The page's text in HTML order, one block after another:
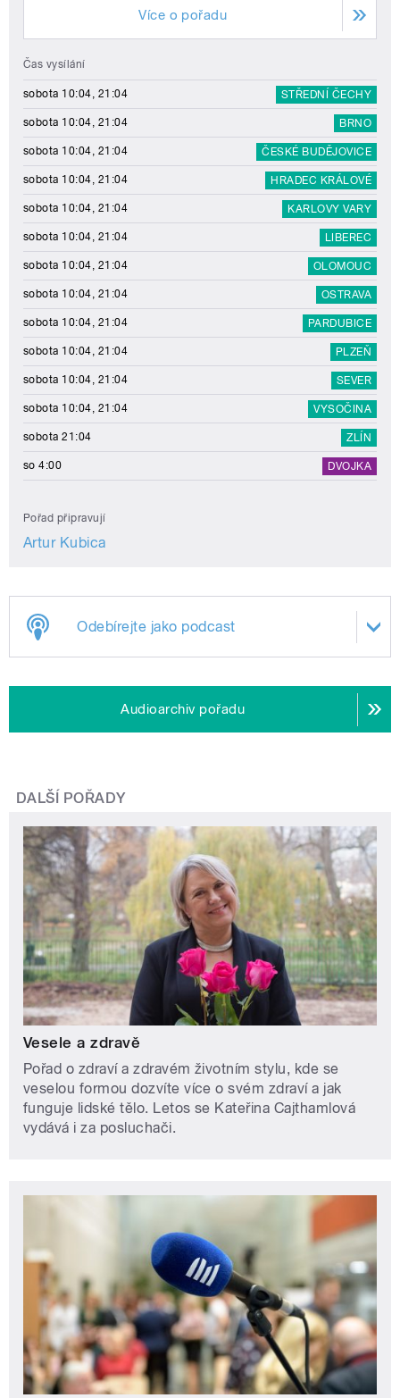
Více o pořadu
Čas vysílání
sobota 10:04, 21:04 STŘEDNÍ ČECHY
sobota 10:04, 21:04 BRNO
sobota 10:04, 21:04 ČESKÉ BUDĚJOVICE
sobota 10:04, 21:04 HRADEC KRÁLOVÉ
sobota 10:04, 21:04 KARLOVY VARY
sobota 10:04, 21:04 LIBEREC
sobota 10:04, 21:04 OLOMOUC
sobota 10:04, 21:04 OSTRAVA
sobota 10:04, 21:04 PARDUBICE
sobota 10:04, 21:04 PLZEŇ
sobota 10:04, 21:04 SEVER
sobota 10:04, 21:04 VYSOČINA
sobota 21:04 ZLÍN
so 4:00 DVOJKA
Pořad připravují
Artur Kubica
Odebírejte jako podcast
Audioarchiv pořadu
DALŠÍ POŘADY
Vesele a zdravě
Pořad o zdraví a zdravém životním stylu, kde se
veselou formou dozvíte více o svém zdraví a jak
funguje lidské tělo. Letos se Kateřina Cajthamlová
vydává i za posluchači.